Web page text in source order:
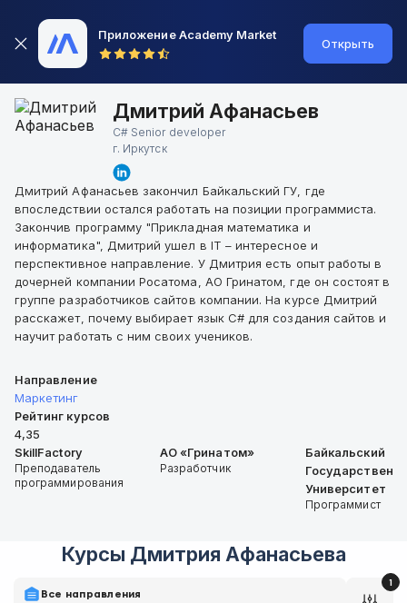
Приложение Academy Market
Открыть
Дмитрий Афанасьев
C# Senior developer
г. Иркутск
Дмитрий Афанасьев закончил Байкальский ГУ, где
впоследствии остался работать на позиции программиста.
Закончив программу "Прикладная математика и
информатика", Дмитрий ушел в IT – интересное и
перспективное направление. У Дмитрия есть опыт работы в
дочерней компании Росатома, АО Гринатом, где он состоят в
группе разработчиков сайтов компании. На курсе Дмитрий
расскажет, почему выбирает язык С# для создания сайтов и
научит работать с ним своих учеников.
Направление
Маркетинг
Рейтинг курсов
4,35
SkillFactory
Преподаватель
программирования
АО «Гринатом»
Разработчик
Байкальский
Университет
Программист
Курсы Дмитрия Афанасьева
Все направления
1